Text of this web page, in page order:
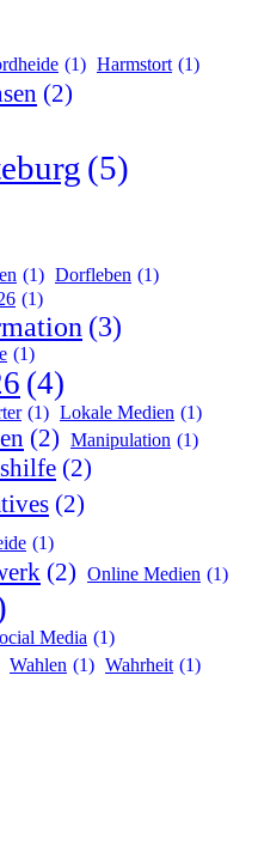
(1) Harmstort (1)
(2)
(5)
(1) Dorfleben (1)
(1)
(3)
(1)
(4)
(1) Lokale Medien (1)
(2) Manipulation (1)
(2)
(2)
(1)
(2) Online Medien (1)
Media (1)
Wahlen (1) Wahrheit (1)